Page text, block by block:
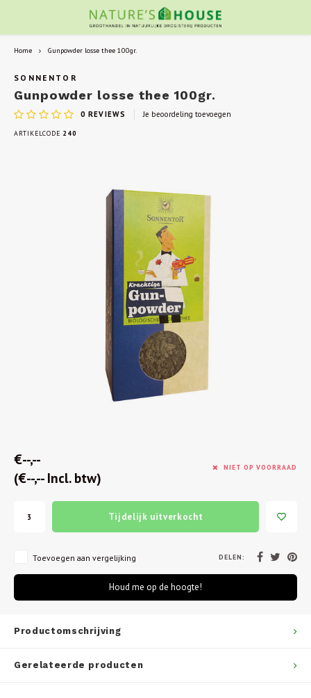
Home Gunpowder losse thee 100gr.
SONNENTOR
Gunpowder losse thee 100gr.
0 REVIEWS Je beoordeling toevoegen
ARTIKELCODE 240
€--,--
(€--,-- Incl. btw)
NIET OP VOORRAAD
Tijdelijk uitverkocht
Toevoegen aan vergelijking DELEN:
Houd me op de hoogte!
Productomschrijving
Gerelateerde producten